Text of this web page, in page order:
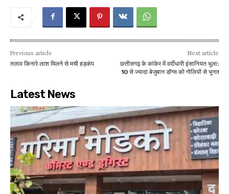
Previous article
तलाव किनारे लाश मिलने से मची हड़कंप
Next article
छत्तीसगढ़ के कांकेर में वर्दीधारी इंसानियत भूला:
10 से ज्यादा बेजुबान डॉग्स को गोलियों से भूना!
Latest News